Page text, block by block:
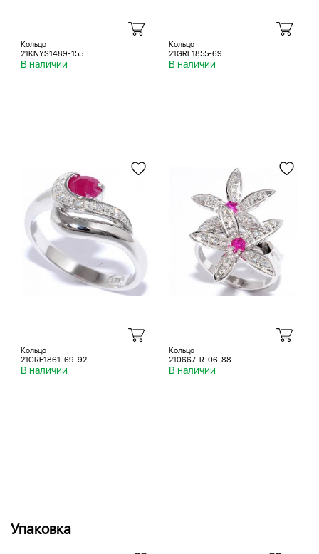
Кольцо
21KNYS1489-155
В наличии
Кольцо
21GRE1855-69
В наличии
Кольцо
21GRE1861-69-92
В наличии
Кольцо
210667-R-06-88
В наличии
Упаковка